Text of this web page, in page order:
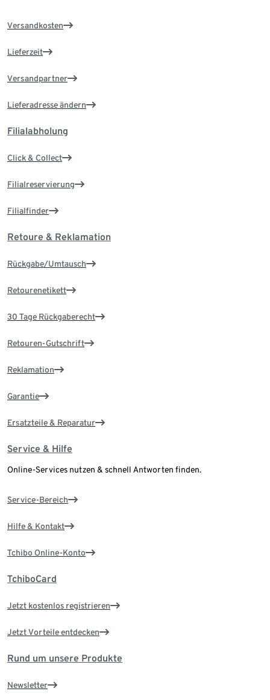
Versandkosten
Lieferzeit
Versandpartner
Lieferadresse ändern
Filialabholung
Click & Collect
Filialreservierung
Filialfinder
Retoure & Reklamation
Rückgabe/Umtausch
Retourenetikett
30 Tage Rückgaberecht
Retouren-Gutschrift
Reklamation
Garantie
Ersatzteile & Reparatur
Service & Hilfe
Online-Services nutzen & schnell Antworten finden.
Service-Bereich
Hilfe & Kontakt
Tchibo Online-Konto
TchiboCard
Jetzt kostenlos registrieren
Jetzt Vorteile entdecken
Rund um unsere Produkte
Newsletter